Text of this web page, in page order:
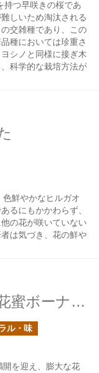
持つ早咲きの桜であ
しいため淘汰される
交雑種であり、この
種においては珍重さ
シノと同様に接ぎ木
科学的な栽培方法が
鮮やかなヒルガオ
るにもかかわらず、
の花が咲いていない
は気づき、花の鮮や
アカメガシワは梅雨前の花蜜ボーナスのような木だ
ル・味
を迎え、膨大な花